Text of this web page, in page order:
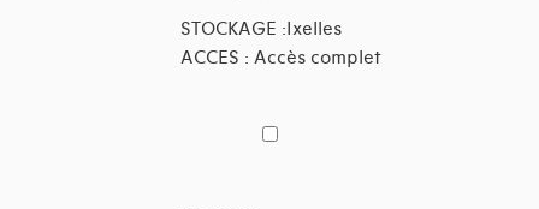
STOCKAGE :Ixelles
ACCES : Accès complet